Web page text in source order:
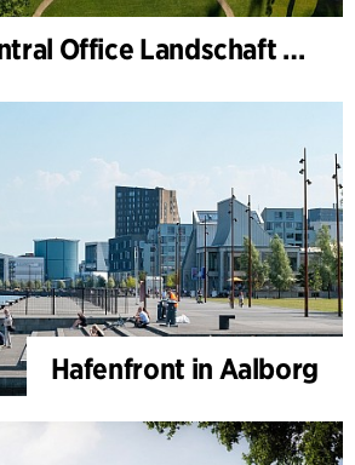
Carlsberg Central Office Landschaft und Renovierung Carl Jacobsens Garten
Hafenfront in Aalborg